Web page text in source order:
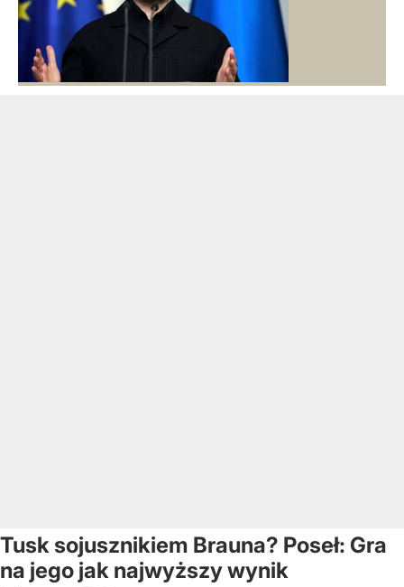
Tusk sojusznikiem Brauna? Poseł: Gra
na jego jak najwyższy wynik